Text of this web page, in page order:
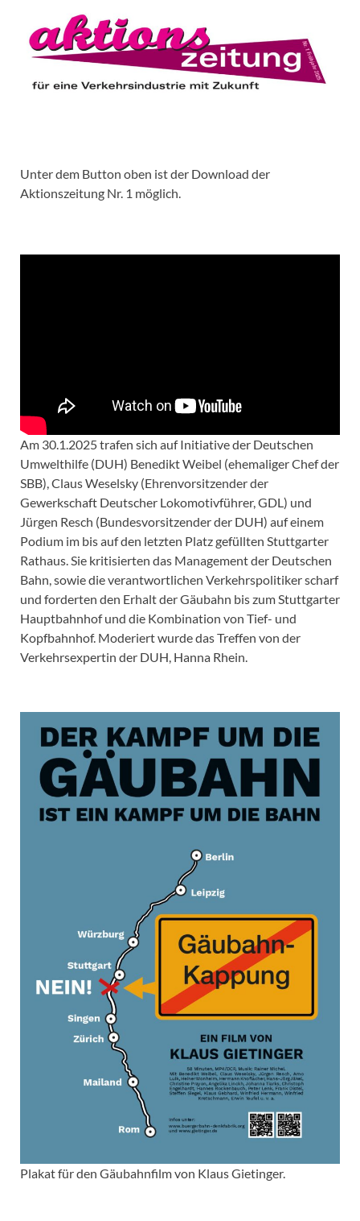
Unter dem Button oben ist der Download der
Aktionszeitung Nr. 1 möglich.
Am 30.1.2025 trafen sich auf Initiative der Deutschen
Umwelthilfe (DUH) Benedikt Weibel (ehemaliger Chef der
SBB), Claus Weselsky (Ehrenvorsitzender der
Gewerkschaft Deutscher Lokomotivführer, GDL) und
Jürgen Resch (Bundesvorsitzender der DUH) auf einem
Podium im bis auf den letzten Platz gefüllten Stuttgarter
Rathaus. Sie kritisierten das Management der Deutschen
Bahn, sowie die verantwortlichen Verkehrspolitiker scharf
und forderten den Erhalt der Gäubahn bis zum Stuttgarter
Hauptbahnhof und die Kombination von Tief- und
Kopfbahnhof. Moderiert wurde das Treffen von der
Verkehrsexpertin der DUH, Hanna Rhein.
Plakat für den Gäubahnfilm von Klaus Gietinger.